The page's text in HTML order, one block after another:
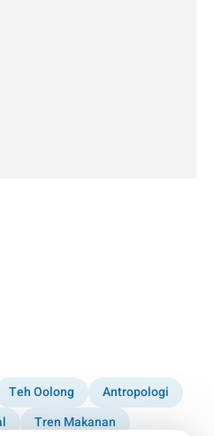
Teh Oolong
Antropologi
Tren Makanan